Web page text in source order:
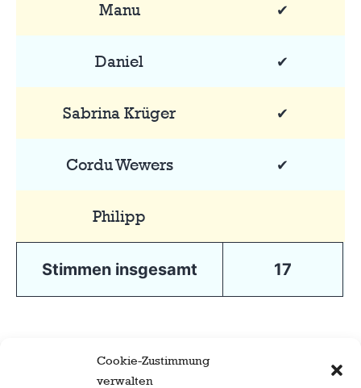
Cookie-Zustimmung
verwalten
Manu ✔
Daniel ✔
Sabrina Krüger ✔
Cordu Wewers ✔
Philipp
Stimmen insgesamt 17